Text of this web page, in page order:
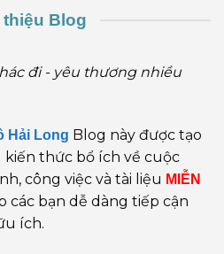
Blog
đi - yêu thương nhiều
Hải Long Blog này được tạo
kiến thức bổ ích về cuộc
công việc và tài liệu MIỄN
các bạn dễ dàng tiếp cận
ích.